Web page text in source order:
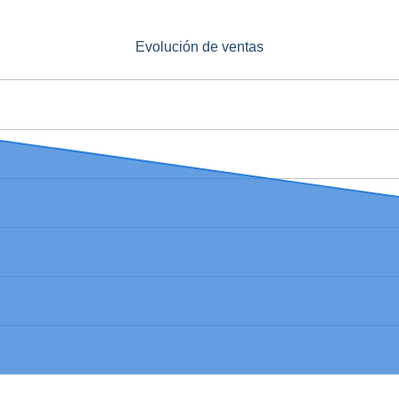
Evolución de ventas